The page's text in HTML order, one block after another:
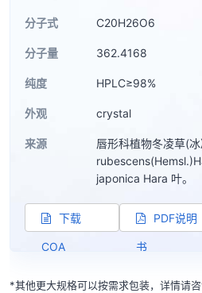
分子式 C20H26O6
分子量 362.4168
纯度 HPLC≥98%
外观 crystal
来源
唇形科植物冬凌草(
japonica Hara 叶。
下载
COA
PDF说明
书
*其他更大规格可以按需求包装，详情请